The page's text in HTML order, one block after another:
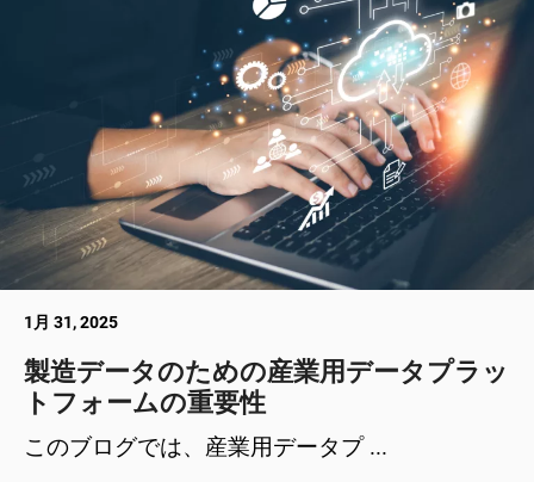
1月 31, 2025
製造データのための産業用データプラッ
トフォームの重要性
このブログでは、産業用データプ ...